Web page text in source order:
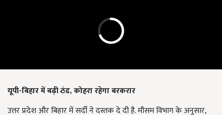
यूपी-बिहार में बढ़ी ठंड,कोहरा रहेगा बरकरार
उत्तर प्रदेश और बिहार में सर्दी ने दस्तक दे दी है. मौसम विभाग के अनुसार,